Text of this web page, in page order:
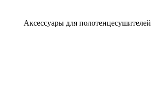
Аксессуары для полотенцесушителей